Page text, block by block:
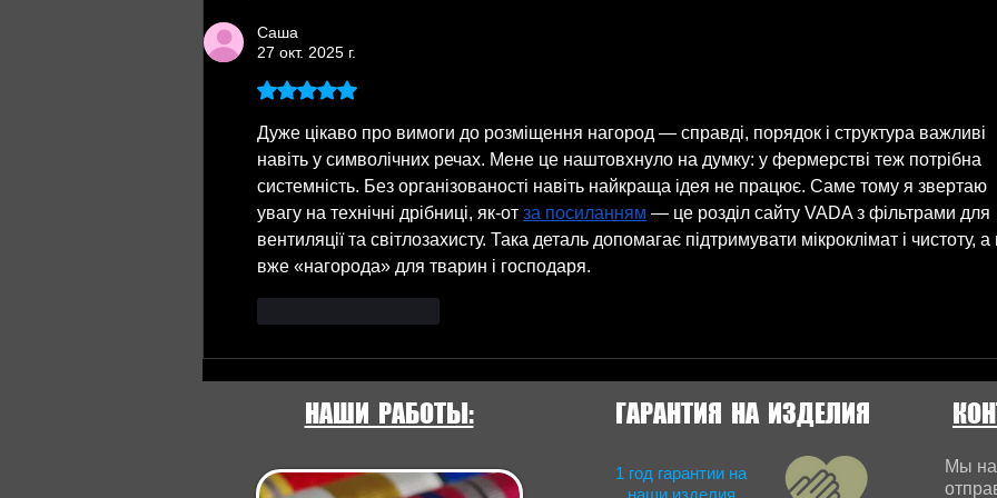
стандарты
Саша
27 окт. 2025 г.
Оценка: 5 из 5 звезд.
Дуже цікаво про вимоги до розміщення нагород — справді, порядок і структура важливі
навіть у символічних речах. Мене це наштовхнуло на думку: у фермерстві теж потрібна
системність. Без організованості навіть найкраща ідея не працює. Саме тому я звертаю
увагу на технічні дрібниці, як-от за посиланням — це розділ сайту VADA з фільтрами для
вентиляції та світлозахисту. Така деталь допомагає підтримувати мікроклімат і чистоту,
вже «нагорода» для тварин і господаря.
НАШИ РАБОТЫ: ГАРАНТИЯ НА ИЗДЕЛИЯ
1 год гарантии на
Мы